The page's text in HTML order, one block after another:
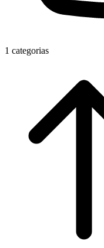
1 categorias